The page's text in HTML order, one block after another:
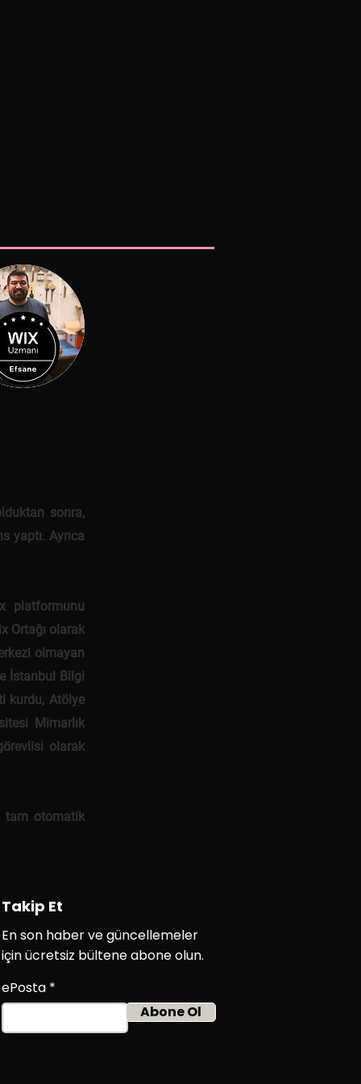
sonra,
yaptı. Ayrıca
platformunu
Ortağı olarak
olmayan
İstanbul Bilgi
kurdu, Atölye
Mimarlık
olarak
tam otomatik
Takip Et
En son haber ve güncellemeler
için ücretsiz bültene abone olun.
ePosta
Abone Ol